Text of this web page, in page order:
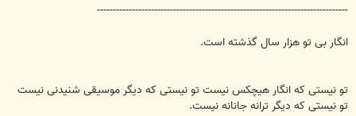
-------------------------------------------------------------------------------
انگار بی تو هزار سال گذشته است.
تو نیستی که انگار هیچکس نیست تو نیستی که دیگر موسیقی شنیدنی نیست
تو نیستی که دیگر ترانه جانانه نیست.